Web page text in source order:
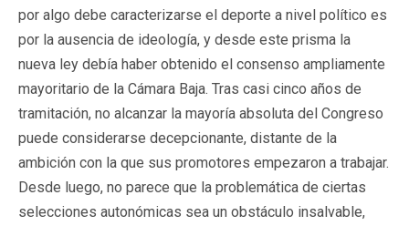
por algo debe caracterizarse el deporte a nivel político es
por la ausencia de ideología, y desde este prisma la
nueva ley debía haber obtenido el consenso ampliamente
mayoritario de la Cámara Baja. Tras casi cinco años de
tramitación, no alcanzar la mayoría absoluta del Congreso
puede considerarse decepcionante, distante de la
ambición con la que sus promotores empezaron a trabajar.
Desde luego, no parece que la problemática de ciertas
selecciones autonómicas sea un obstáculo insalvable,